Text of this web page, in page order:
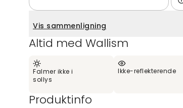
Vis sammenligning
Altid med Wallism
Falmer ikke i
sollys
Ikke-reflekterende
Produktinfo